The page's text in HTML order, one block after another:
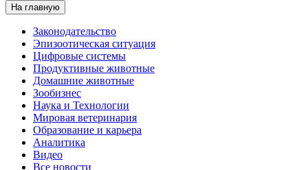
На главную
Законодательство
Эпизоотическая ситуация
Цифровые системы
Продуктивные животные
Домашние животные
Зообизнес
Наука и Технологии
Мировая ветеринария
Образование и карьера
Аналитика
Видео
Все новости